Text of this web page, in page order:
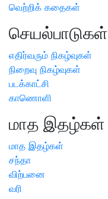
வெற்றிக் கதைகள்
செயல்பாடுகள்
எதிர்வரும் நிகழ்வுகள்
நிறைவு நிகழ்வுகள்
படக்காட்சி
காணொளி
மாத இதழ்கள்
மாத இதழ்கள்
சந்தா
விற்பனை
வரி